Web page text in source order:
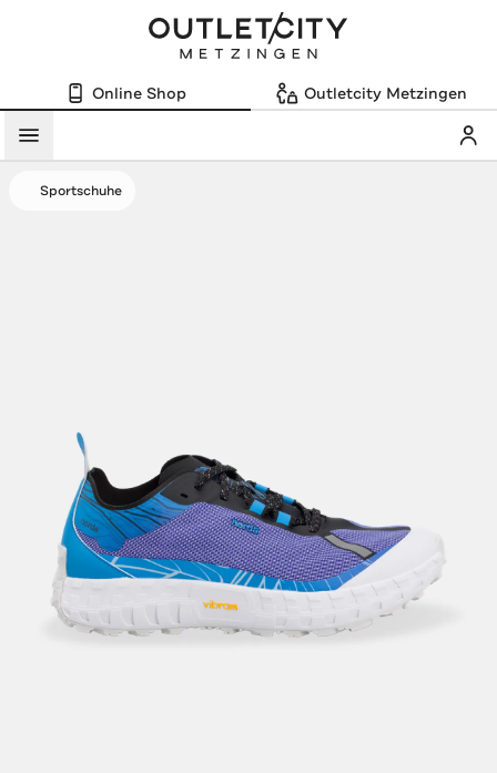
Online Shop Outletcity Metzingen
Menü
Sportschuhe